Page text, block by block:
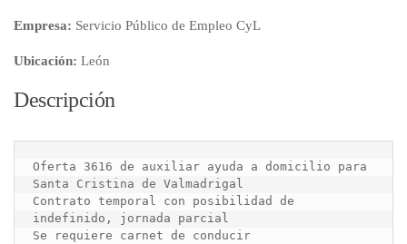
Empresa: Servicio Público de Empleo CyL
Ubicación: León
Descripción
Oferta 3616 de auxiliar ayuda a domicilio para
Santa Cristina de Valmadrigal
Contrato temporal con posibilidad de
indefinido, jornada parcial
Se requiere carnet de conducir